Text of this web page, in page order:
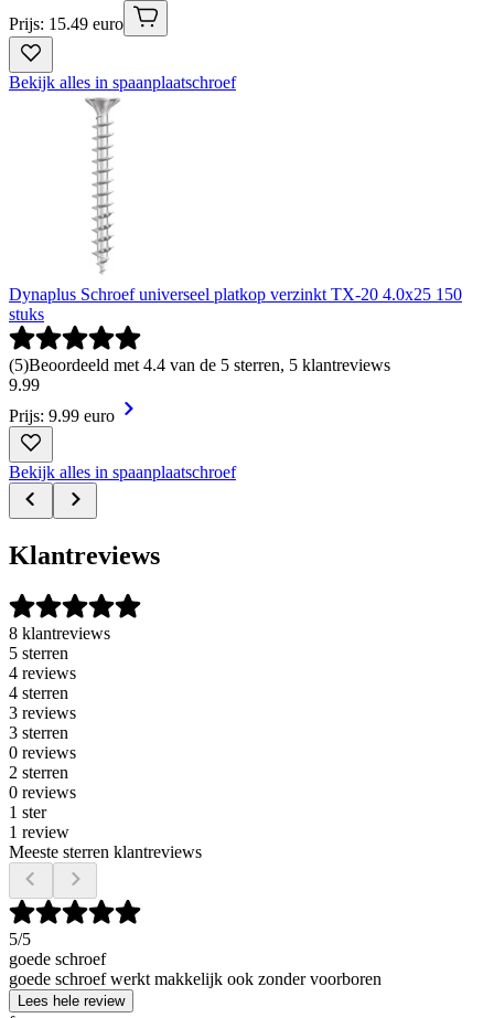
Prijs: 15.49 euro
Bekijk alles in spaanplaatschroef
Dynaplus Schroef universeel platkop verzinkt TX-20 4.0x25 150
stuks
(5)Beoordeeld met 4.4 van de 5 sterren, 5 klantreviews
9.99
Prijs: 9.99 euro
Bekijk alles in spaanplaatschroef
Klantreviews
8 klantreviews
5 sterren
4 reviews
4 sterren
3 reviews
3 sterren
0 reviews
2 sterren
0 reviews
1 ster
1 review
Meeste sterren klantreviews
5/5
goede schroef
goede schroef werkt makkelijk ook zonder voorboren
Lees hele review